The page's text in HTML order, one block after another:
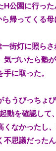
公園に行った
帰ってくる母
街灯に照ら
づいたら塾
に取った。
うびっちょび
動を確認して
くなかったし
思議だったん